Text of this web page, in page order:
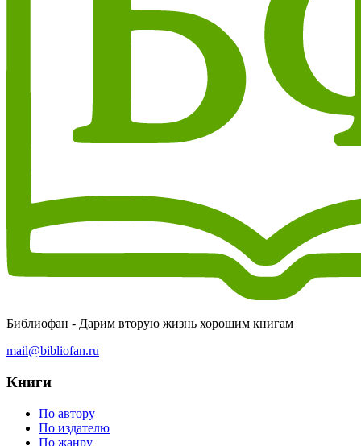
Библиофан - Дарим вторую жизнь хорошим книгам
mail@bibliofan.ru
Книги
По автору
По издателю
По жанру